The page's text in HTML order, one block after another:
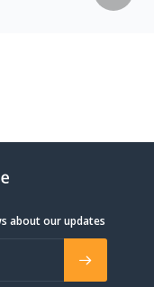
approach allows us
about our updates